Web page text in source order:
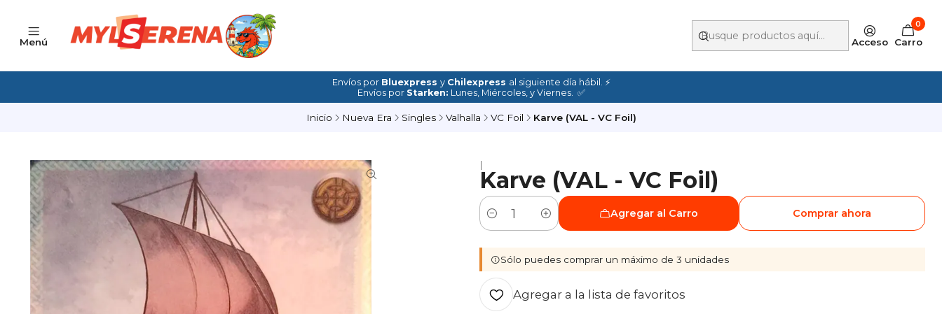
Menú Acceso
0
Carro
Envíos por Bluexpress y Chilexpress al siguiente día hábil. ⚡
Envíos por Starken: Lunes, Miércoles, y Viernes. ✅
Inicio Nueva Era Singles Valhalla VC Foil Karve (VAL - VC Foil)
|
Karve (VAL - VC Foil)
Cantidad
Agregar al Carro Comprar ahora
Sólo puedes comprar un máximo de 3 unidades
Agregar a la lista de favoritos